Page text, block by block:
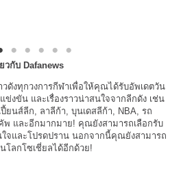
ยวกับ Dafanews
วดังทุกวงการกีฬาเพื่อให้คุณได้รับอัพเดตวัน
งขัน และเรื่องราวน่าสนใจจากลีกดัง เช่น
ยนส์ลีก, ลาลีก้า, บุนเดสลีก้า, NBA, รถ
พ และอีกมากมาย! คุณยังสามารถเลือกรับ
จและโปรดปราน นอกจากนี้คุณยังสามารถ
โลกโซเชี่ยลได้อีกด้วย!